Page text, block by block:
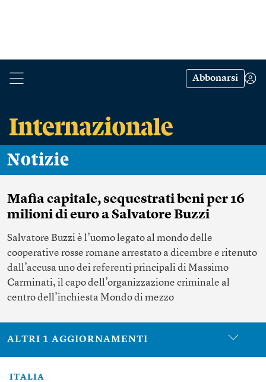
Abbonarsi
Notizie
Mafia capitale, sequestrati beni per 16
milioni di euro a Salvatore Buzzi
Salvatore Buzzi è l’uomo legato al mondo delle
cooperative rosse romane arrestato a dicembre e ritenuto
dall’accusa uno dei referenti principali di Massimo
Carminati, il capo dell’organizzazione criminale al
centro dell’inchiesta Mondo di mezzo
ALTRI 1 AGGIORNAMENTI
ITALIA